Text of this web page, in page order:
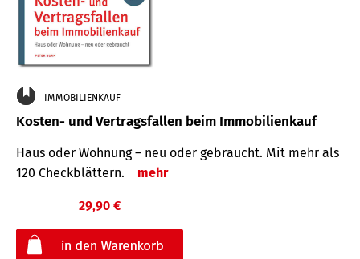
IMMOBILIENKAUF
Kosten- und Vertragsfallen beim Immobilienkauf
Haus oder Wohnung – neu oder gebraucht. Mit mehr als
120 Check­blättern.
mehr
29,90 €